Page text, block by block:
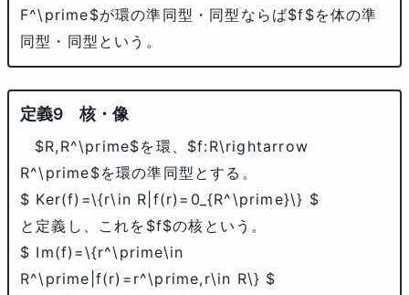
F^\prime$が環の準同型・同型ならば$f$を体の準
同型・同型という。
核・像
$R,R^\prime$を環、 $f:R\rightarrow
R^\prime$を環の準同型とする。
$ Ker(f)=\{r\in R|f(r)=0_{R^\prime}\} $
と定義し、これを $f$の核という。
$ Im(f)=\{r^\prime\in
R^\prime|f(r)=r^\prime,r\in R\} $